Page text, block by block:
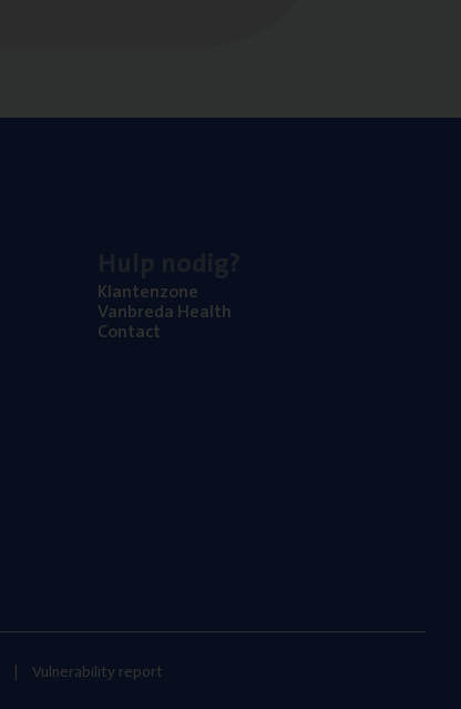
Klan­ten­zo­ne
Van­b­re­da Health
Con­tact
Vulnerability report